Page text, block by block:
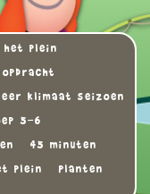
het plein
klimaat seizoen
5-6
45 minuten
plein
Planten